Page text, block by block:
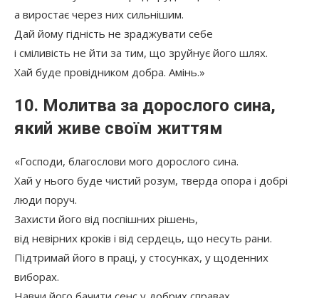
а виростає через них сильнішим.
Дай йому гідність не зраджувати себе
і сміливість не йти за тим, що зруйнує його шлях.
Хай буде провідником добра. Амінь.»
10. Молитва за дорослого сина,
який живе своїм життям
«Господи, благослови мого дорослого сина.
Хай у нього буде чистий розум, тверда опора і добрі
люди поруч.
Захисти його від поспішних рішень,
від невірних кроків і від сердець, що несуть рани.
Підтримай його в праці, у стосунках, у щоденних
виборах.